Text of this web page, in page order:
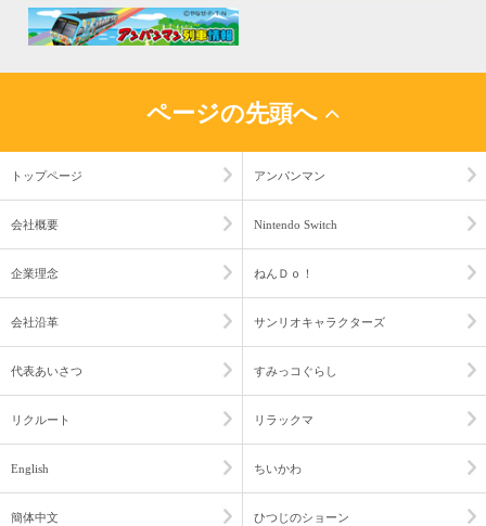
ページの先頭へ
トップページ
会社概要
企業理念
会社沿革
代表あいさつ
リクルート
English
簡体中文
アンパンマン
Nintendo Switch
ねんＤｏ！
サンリオキャラクターズ
すみっコぐらし
リラックマ
ちいかわ
ひつじのショーン